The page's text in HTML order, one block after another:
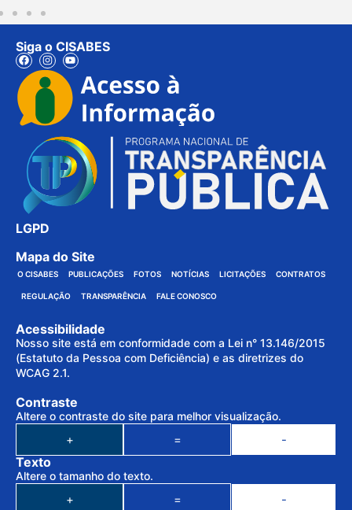
Siga o CISABES
LGPD
Mapa do Site
O CISABES PUBLICAÇÕES FOTOS NOTÍCIAS LICITAÇÕES CONTRATOS
REGULAÇÃO TRANSPARÊNCIA FALE CONOSCO
Acessibilidade
Nosso site está em conformidade com a Lei n° 13.146/2015
(Estatuto da Pessoa com Deficiência) e as diretrizes do
WCAG 2.1.
Contraste
Altere o contraste do site para melhor visualização.
+ = -
Texto
Altere o tamanho do texto.
+ = -